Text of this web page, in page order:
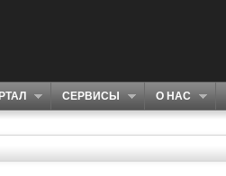
СЕРВИСЫ О НАС